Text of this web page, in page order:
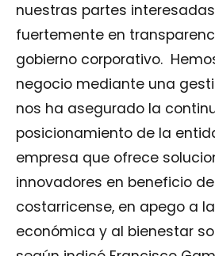
nuestras partes
fuertemente en
gobierno corporativo.
negocio mediante una
nos ha asegurado la
posicionamiento de la
empresa que ofrece
innovadores en beneficio
costarricense, en apego a
económica y al bienestar